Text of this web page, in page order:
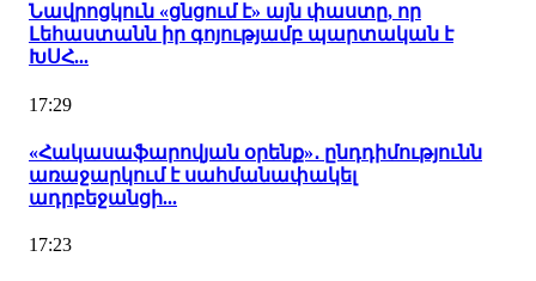
Նավրոցկուն «ցնցում է» այն փաստը, որ
Լեհաստանն իր գոյությամբ պարտական է
ԽՍՀ...
17:29
«Հակասաֆարովյան օրենք»․ ընդդիմությունն
առաջարկում է սահմանափակել
ադրբեջանցի...
17:23